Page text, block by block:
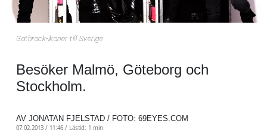
Gothrock-ikoner till Sverige
Besöker Malmö, Göteborg och
Stockholm.
AV JONATAN FJELSTAD / FOTO: 69EYES.COM
07.02.2013 / 11:46 / Lästid: 1 min